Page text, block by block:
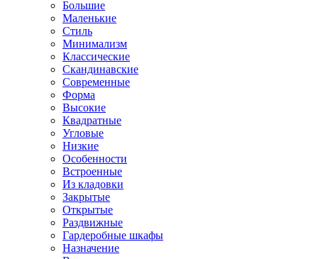
Большие
Маленькие
Стиль
Минимализм
Классические
Скандинавские
Современные
Форма
Высокие
Квадратные
Угловые
Низкие
Особенности
Встроенные
Из кладовки
Закрытые
Открытые
Раздвижные
Гардеробные шкафы
Назначение